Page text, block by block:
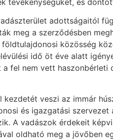
adottságaitól
meg a szerződésben
közösség
idő öt éve alatt
fel nem vett
veszi az immár
és igazgatási
A vadászok érdekeit
oldható meg a jövőben